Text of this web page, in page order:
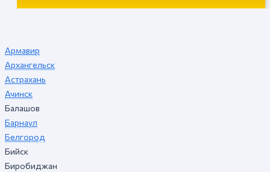
Армавир
Архангельск
Астрахань
Ачинск
Балашов
Барнаул
Белгород
Бийск
Биробиджан